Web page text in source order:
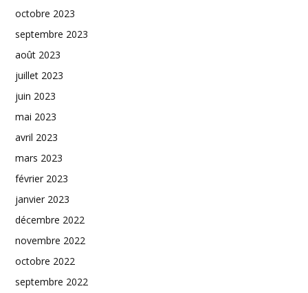
octobre 2023
septembre 2023
août 2023
juillet 2023
juin 2023
mai 2023
avril 2023
mars 2023
février 2023
janvier 2023
décembre 2022
novembre 2022
octobre 2022
septembre 2022